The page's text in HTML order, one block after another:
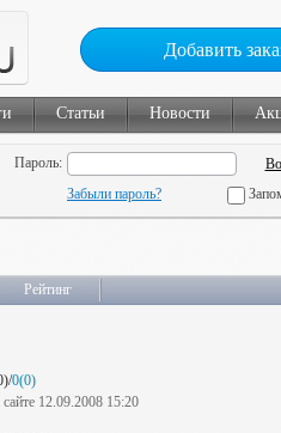
Добавить
Статьи Новости
Пароль:
Забыли пароль?
Рейтинг
0(0)
12.09.2008 15:20